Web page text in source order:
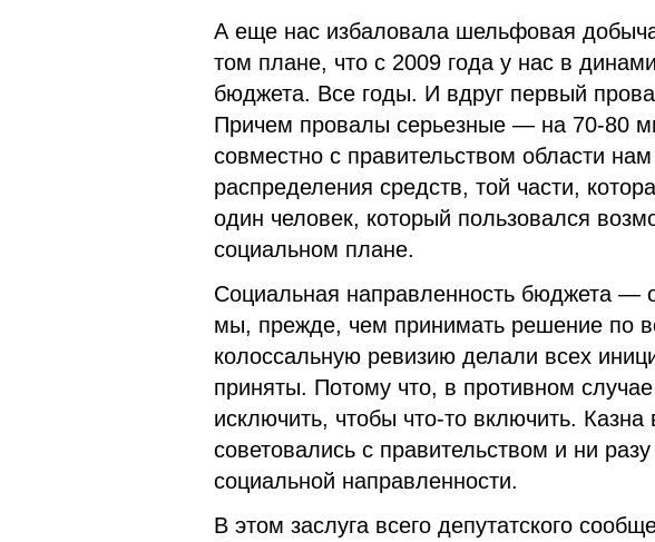
А еще нас избаловала шельфовая
том плане, что с 2009 года у нас в
бюджета. Все годы. И вдруг первый
Причем провалы серьезные — на 70-80
совместно с правительством области
распределения средств, той части,
один человек, который пользовался
социальном плане.
Социальная направленность бюджета —
мы, прежде, чем принимать решение по
колоссальную ревизию делали всех
приняты. Потому что, в противном
исключить, чтобы что-то включить.
советовались с правительством и ни
социальной направленности.
В этом заслуга всего депутатского